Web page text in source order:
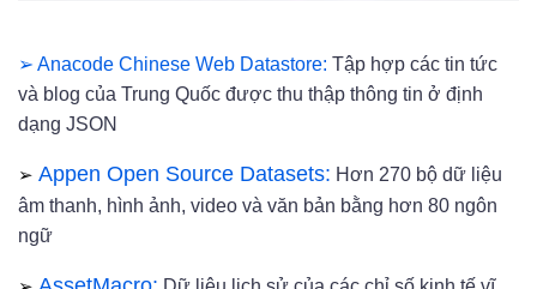
➢ Anacode Chinese Web Datastore: Tập hợp các tin tức
và blog của Trung Quốc được thu thập thông tin ở định
dạng JSON
➢ Appen Open Source Datasets: Hơn 270 bộ dữ liệu
âm thanh, hình ảnh, video và văn bản bằng hơn 80 ngôn
ngữ